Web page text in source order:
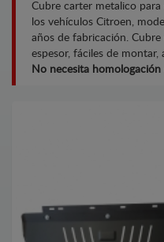
Cubre carter metalico
los vehículos Citroen,
años de fabricación.
espesor, fáciles de montar,
No necesita homologación